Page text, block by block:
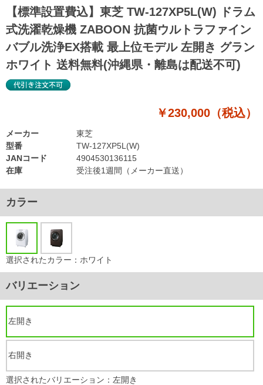
【標準設置費込】東芝 TW-127XP5L(W) ドラム
式洗濯乾燥機 ZABOON 抗菌ウルトラファイン
バブル洗浄EX搭載 最上位モデル 左開き グラン
ホワイト 送料無料(沖縄県・離島は配送不可)
￥230,000（税込）
型番
TW-127XP5L(W)
JANコード
4904530136115
在庫
受注後1週間（メーカー直送）
メーカー 東芝
カラー
選択されたカラー：ホワイト
バリエーション
左開き
右開き
選択されたバリエーション：左開き